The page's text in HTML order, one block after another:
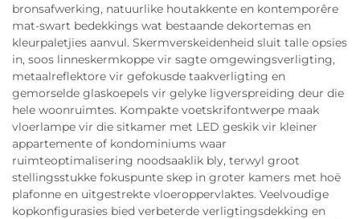
bronsafwerking, natuurlike houtakkente en kontemporêre
mat-swart bedekkings wat bestaande dekortemas en
kleurpaletjies aanvul. Skermverskeidenheid sluit talle opsies
in, soos linneskermkoppe vir sagte omgewingsverligting,
metaalreflektore vir gefokusde taakverligting en
gemorselde glaskoepels vir gelyke ligverspreiding deur die
hele woonruimtes. Kompakte voetskrifontwerpe maak
vloerlampe vir die sitkamer met LED geskik vir kleiner
appartemente of kondominiums waar
ruimteoptimalisering noodsaaklik bly, terwyl groot
stellingsstukke fokuspunte skep in groter kamers met hoë
plafonne en uitgestrekte vloeroppervlaktes. Veelvoudige
kopkonfigurasies bied verbeterde verligtingsdekking en